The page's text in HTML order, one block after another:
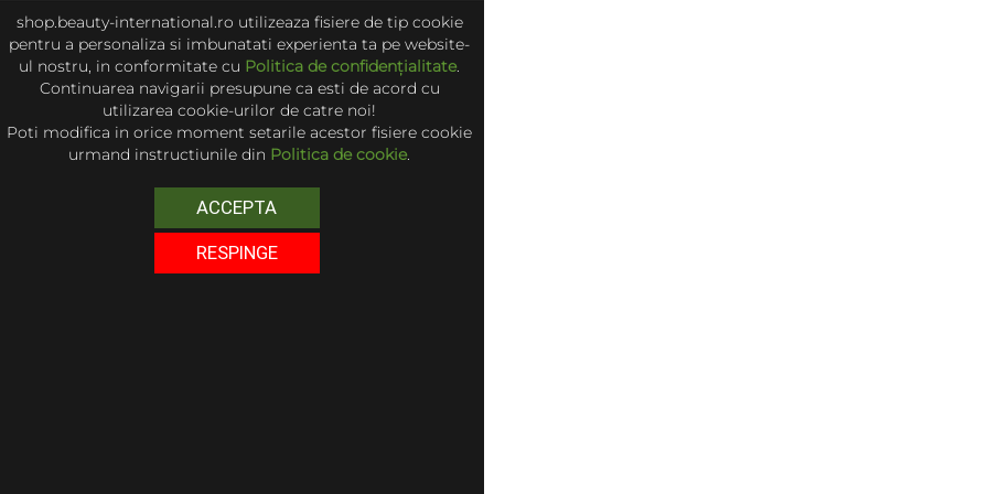
shop.beauty-international.ro utilizeaza fisiere de tip cookie
pentru a personaliza si imbunatati experienta ta pe website-
ul nostru, in conformitate cu Politica de confidențialitate.
Continuarea navigarii presupune ca esti de acord cu
utilizarea cookie-urilor de catre noi!
Poti modifica in orice moment setarile acestor fisiere cookie
urmand instructiunile din Politica de cookie.
ACCEPTA
RESPINGE